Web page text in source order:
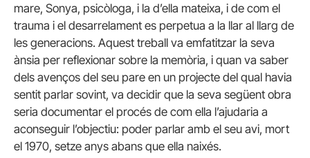
mare, Sonya, psicòloga, i la d’ella mateixa, i de com el
trauma i el desarrelament es perpetua a la llar al llarg de
les generacions. Aquest treball va emfatitzar la seva
ànsia per reflexionar sobre la memòria, i quan va saber
dels avenços del seu pare en un projecte del qual havia
sentit parlar sovint, va decidir que la seva següent obra
seria documentar el procés de com ella l’ajudaria a
aconseguir l’objectiu: poder parlar amb el seu avi, mort
el 1970, setze anys abans que ella naixés.